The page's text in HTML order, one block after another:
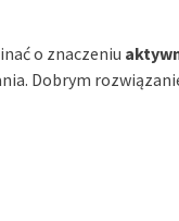
o znaczeniu
Dobrym